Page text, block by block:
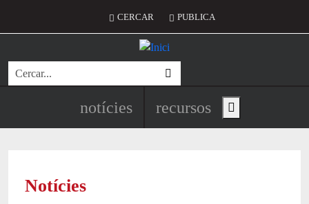
Menú del compte d'usuari
CERCAR PUBLICA
Cerca
Navegació principal de
notícies recursos Show main menu
Notícies